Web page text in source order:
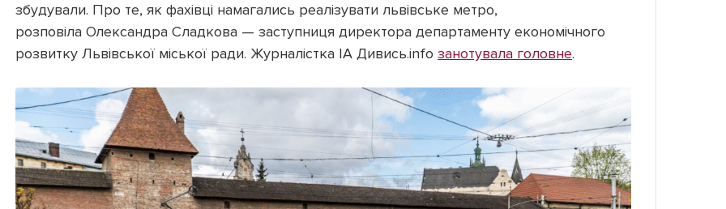
збудували. Про те, як фахівці намагались реалізувати львівське метро,
розповіла Олександра Сладкова — заступниця директора департаменту економічного
розвитку Львівської міської ради. Журналістка ІА Дивись.info занотувала головне.